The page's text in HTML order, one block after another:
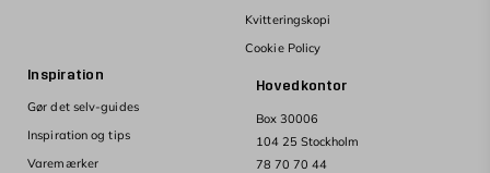
Hovedkontor
Box 30006
104 25 Stockholm
78 70 70 44
Kvitteringskopi
Cookie Policy
Inspiration
Gør det selv-guides
Inspiration og tips
Varemærker